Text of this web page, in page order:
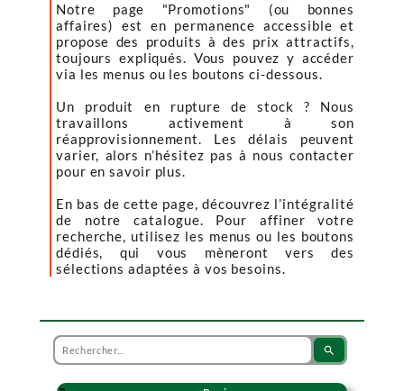
Notre page "Promotions" (ou bonnes
affaires) est en permanence accessible et
propose des produits à des prix attractifs,
toujours expliqués. Vous pouvez y accéder
via les menus ou les boutons ci-dessous.
Un produit en rupture de stock ? Nous
travaillons activement à son
réapprovisionnement. Les délais peuvent
varier, alors n’hésitez pas à nous contacter
pour en savoir plus.
En bas de cette page, découvrez l’intégralité
de notre catalogue. Pour affiner votre
recherche, utilisez les menus ou les boutons
dédiés, qui vous mèneront vers des
sélections adaptées à vos besoins.
search